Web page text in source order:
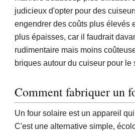
judicieux d'opter pour des
engendrer des coûts plus élevés
plus épaisses, car il faudrait
rudimentaire mais moins
briques autour du cuiseur pour le
Comment fabriquer un
Un four solaire est un appareil
C'est une alternative simple,